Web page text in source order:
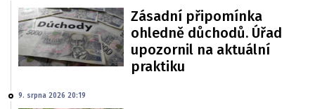
Zásadní připomínka
ohledně důchodů. Úřad
upozornil na aktuální
praktiku
9. srpna 2026 20:19